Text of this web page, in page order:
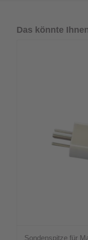
Das könnte
Sondenspitze für